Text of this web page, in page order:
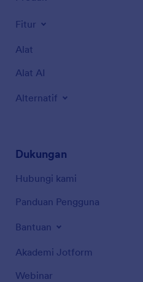
Fitur
Alat
Alat AI
Alternatif
Dukungan
Hubungi kami
Panduan Pengguna
Bantuan
Akademi Jotform
Webinar